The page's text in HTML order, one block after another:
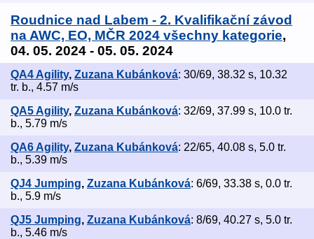
Roudnice nad Labem - 2. Kvalifikační závod
na AWC, EO, MČR 2024 všechny kategorie,
04. 05. 2024 - 05. 05. 2024
QA4 Agility, Zuzana Kubánková: 30/69, 38.32 s, 10.32
tr. b., 4.57 m/s
QA5 Agility, Zuzana Kubánková: 32/69, 37.99 s, 10.0 tr.
b., 5.79 m/s
QA6 Agility, Zuzana Kubánková: 22/65, 40.08 s, 5.0 tr.
b., 5.39 m/s
QJ4 Jumping, Zuzana Kubánková: 6/69, 33.38 s, 0.0 tr.
b., 5.9 m/s
QJ5 Jumping, Zuzana Kubánková: 8/69, 40.27 s, 5.0 tr.
b., 5.46 m/s